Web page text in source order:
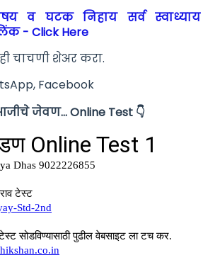
व घटक निहाय सर्व स्वाध्याय
- Click Here
चाचणी शेअर करा.
Facebook
जेवण... Online Test 👇